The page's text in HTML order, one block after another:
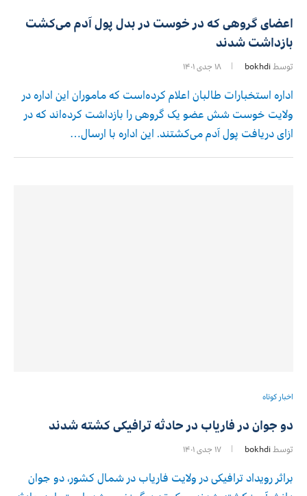
اعضای گروهی که در خوست در بدل پول آدم می‌کشت
بازداشت شدند
توسط bokhdi ۱۸ جدی ۱۴۰۱
اداره استخبارات طالبان اعلام کرده‌است که ماموران این اداره در
ولایت خوست شش عضو یک گروهی را بازداشت کرده‌اند که در
ازای دریافت پول آدم می‌کشتند. این اداره با ارسال…
اخبار کوتاه
دو جوان در فاریاب در حادثه ترافیکی کشته شدند
توسط bokhdi ۱۷ جدی ۱۴۰۱
براثر رویداد ترافیکی در ولایت فاریاب در شمال کشور، دو جوان